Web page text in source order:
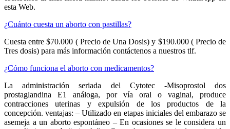
esta Web.
¿Cuánto cuesta un aborto con pastillas?
Cuesta entre $70.000 ( Precio de Una Dosis) y $190.000 ( Precio de
Tres dosis) para más información contáctenos a nuestros tlf.
¿Cómo funciona el aborto con medicamentos?
La administración seriada del Cytotec -Misoprostol dos
prostaglandina E1 análoga, por vía oral o vaginal, produce
contracciones uterinas y expulsión de los productos de la
concepción. ventajas: – Utilizado en etapas iniciales del embarazo se
asemeja a un aborto espontáneo – En ocasiones se le considera un